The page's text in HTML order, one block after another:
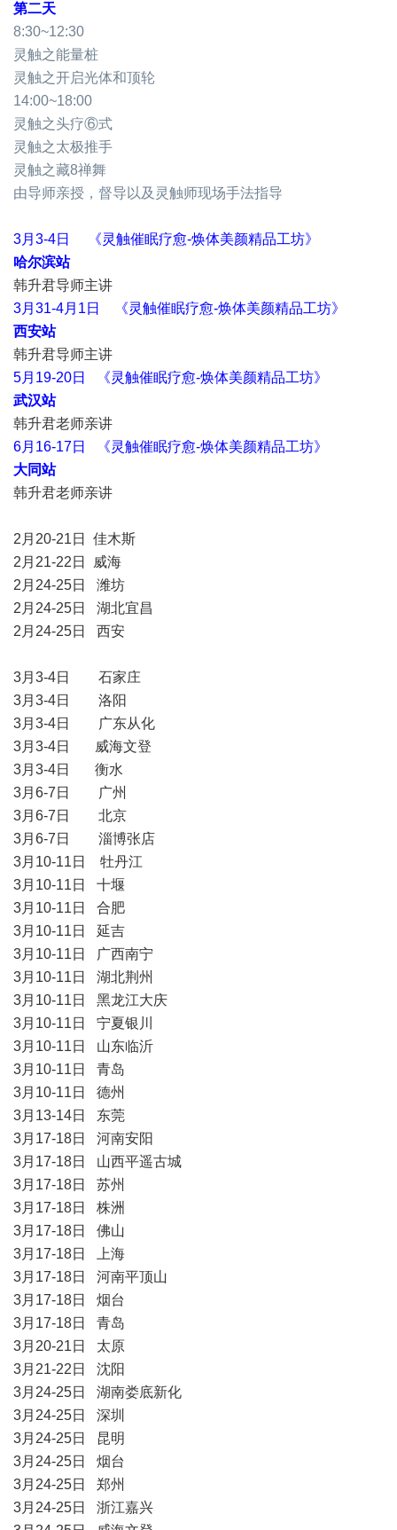
第二天
8:30~12:30
灵触之能量桩
灵触之开启光体和顶轮
14:00~18:00
灵触之头疗⑥式
灵触之太极推手
灵触之藏8禅舞
由导师亲授，督导以及灵触师现场手法指导
3月3-4日 《灵触催眠疗愈-焕体美颜精品工坊》
哈尔滨站
韩升君导师主讲
3月31-4月1日 《灵触催眠疗愈-焕体美颜精品工坊》
西安站
韩升君导师主讲
5月19-20日 《灵触催眠疗愈-焕体美颜精品工坊》
武汉站
韩升君老师亲讲
6月16-17日 《灵触催眠疗愈-焕体美颜精品工坊》
大同站
韩升君老师亲讲
2月20-21日 佳木斯
2月21-22日 威海
2月24-25日 潍坊
2月24-25日 湖北宜昌
2月24-25日 西安
3月3-4日 石家庄
3月3-4日 洛阳
3月3-4日 广东从化
3月3-4日 威海文登
3月3-4日 衡水
3月6-7日 广州
3月6-7日 北京
3月6-7日 淄博张店
3月10-11日 牡丹江
3月10-11日 十堰
3月10-11日 合肥
3月10-11日 延吉
3月10-11日 广西南宁
3月10-11日 湖北荆州
3月10-11日 黑龙江大庆
3月10-11日 宁夏银川
3月10-11日 山东临沂
3月10-11日 青岛
3月10-11日 德州
3月13-14日 东莞
3月17-18日 河南安阳
3月17-18日 山西平遥古城
3月17-18日 苏州
3月17-18日 株洲
3月17-18日 佛山
3月17-18日 上海
3月17-18日 河南平顶山
3月17-18日 烟台
3月17-18日 青岛
3月20-21日 太原
3月21-22日 沈阳
3月24-25日 湖南娄底新化
3月24-25日 深圳
3月24-25日 昆明
3月24-25日 烟台
3月24-25日 郑州
3月24-25日 浙江嘉兴